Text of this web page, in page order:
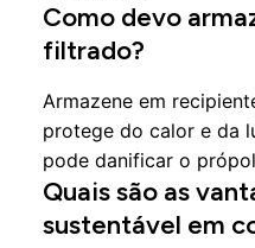
Como devo
filtrado?
Armazene em
protege do calor e da
pode danificar o
Quais são as
sustentável em